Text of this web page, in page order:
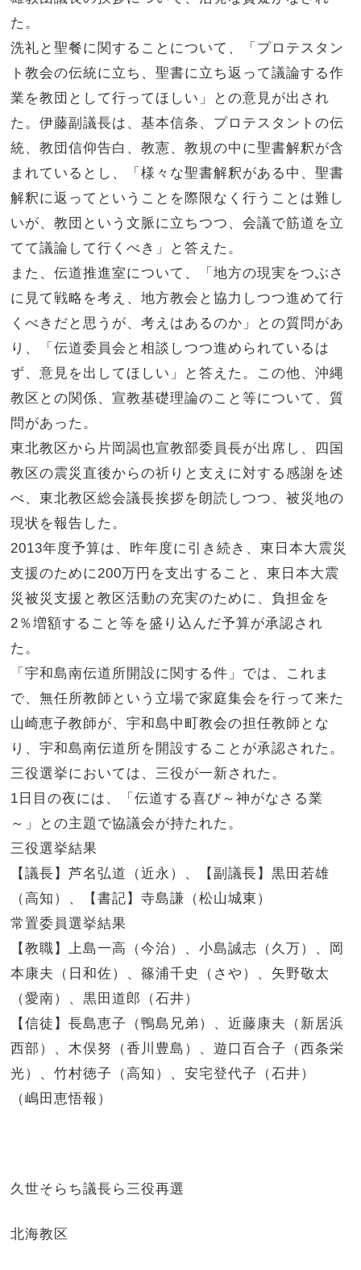
た。
洗礼と聖餐に関することについて、「プロテスタン
ト教会の伝統に立ち、聖書に立ち返って議論する作
業を教団として行ってほしい」との意見が出され
た。伊藤副議長は、基本信条、プロテスタントの伝
統、教団信仰告白、教憲、教規の中に聖書解釈が含
まれているとし、「様々な聖書解釈がある中、聖書
解釈に返ってということを際限なく行うことは難し
いが、教団という文脈に立ちつつ、会議で筋道を立
てて議論して行くべき」と答えた。
また、伝道推進室について、「地方の現実をつぶさ
に見て戦略を考え、地方教会と協力しつつ進めて行
くべきだと思うが、考えはあるのか」との質問があ
り、「伝道委員会と相談しつつ進められているは
ず、意見を出してほしい」と答えた。この他、沖縄
教区との関係、宣教基礎理論のこと等について、質
問があった。
東北教区から片岡謁也宣教部委員長が出席し、四国
教区の震災直後からの祈りと支えに対する感謝を述
べ、東北教区総会議長挨拶を朗読しつつ、被災地の
現状を報告した。
2013年度予算は、昨年度に引き続き、東日本大震災
支援のために200万円を支出すること、東日本大震
災被災支援と教区活動の充実のために、負担金を
2％増額すること等を盛り込んだ予算が承認され
た。
「宇和島南伝道所開設に関する件」では、これま
で、無任所教師という立場で家庭集会を行って来た
山崎恵子教師が、宇和島中町教会の担任教師とな
り、宇和島南伝道所を開設することが承認された。
三役選挙においては、三役が一新された。
1日目の夜には、「伝道する喜び～神がなさる業
～」との主題で協議会が持たれた。
三役選挙結果
【議長】芦名弘道（近永）、【副議長】黒田若雄
（高知）、【書記】寺島謙（松山城東）
常置委員選挙結果
【教職】上島一高（今治）、小島誠志（久万）、岡
本康夫（日和佐）、篠浦千史（さや）、矢野敬太
（愛南）、黒田道郎（石井）
【信徒】長島恵子（鴨島兄弟）、近藤康夫（新居浜
西部）、木俣努（香川豊島）、遊口百合子（西条栄
光）、竹村徳子（高知）、安宅登代子（石井）
（嶋田恵悟報）
久世そらち議長ら三役再選
北海教区